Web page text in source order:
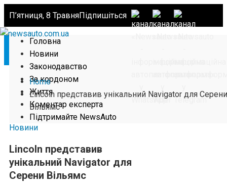
П’ятниця, 8 ТравняПідпишіться
Головна
Новини
Законодавство
За кордоном
Життя
Коментар експерта
Підтримайте NewsAuto
Home
Lincoln представив унікальний Navigator для Серени
Вільямс
Новини
Lincoln представив
унікальний Navigator для
Серени Вільямс